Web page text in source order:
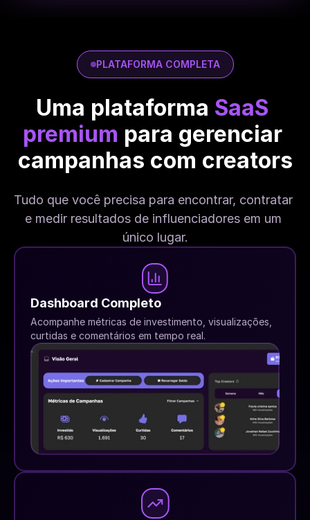
PLATAFORMA COMPLETA
Uma plataforma SaaS
premium para gerenciar
campanhas com creators
Tudo que você precisa para encontrar, contratar
e medir resultados de influenciadores em um
único lugar.
Dashboard Completo
Acompanhe métricas de investimento, visualizações,
curtidas e comentários em tempo real.